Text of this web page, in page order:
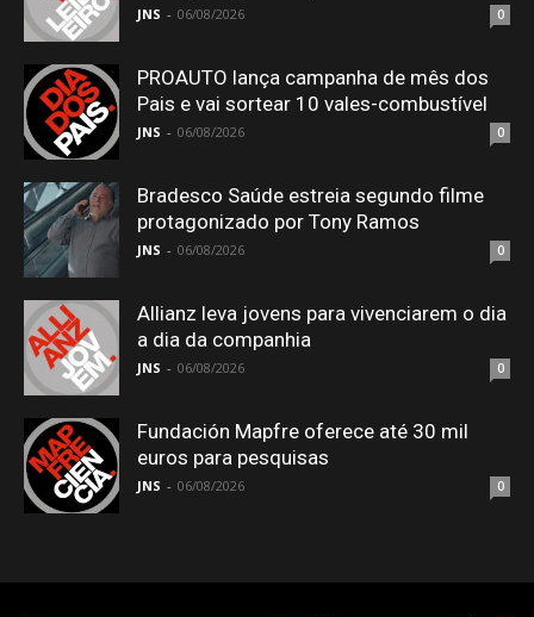
JNS - 06/08/2026 0
PROAUTO lança campanha de mês dos
Pais e vai sortear 10 vales-combustível
JNS - 06/08/2026 0
Bradesco Saúde estreia segundo filme
protagonizado por Tony Ramos
JNS - 06/08/2026 0
Allianz leva jovens para vivenciarem o dia
a dia da companhia
JNS - 06/08/2026 0
Fundación Mapfre oferece até 30 mil
euros para pesquisas
JNS - 06/08/2026 0